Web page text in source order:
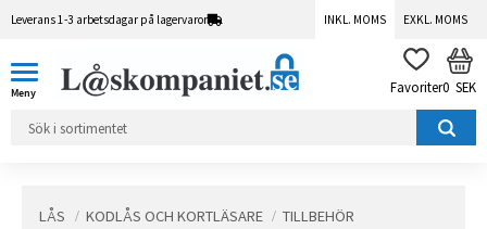
Leverans 1-3 arbetsdagar på lagervaror INKL. MOMS EXKL. MOMS
FAVORITER
0 SEK
LÅS KODLÅS OCH KORTLÄSARE TILLBEHÖR